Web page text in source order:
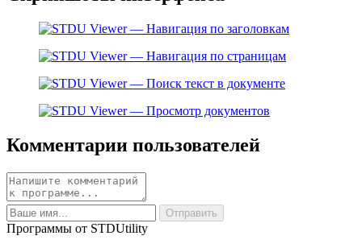
Комментарии пользователей
Программы от STDUtility